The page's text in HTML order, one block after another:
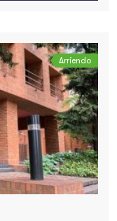
Arriendo